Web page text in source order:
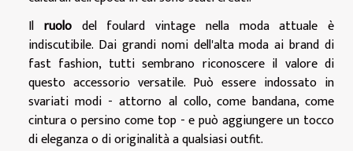
Il ruolodel foulard vintage nella moda attuale è
indiscutibile. Dai grandi nomi dell'alta moda ai brand di
fast fashion, tutti sembrano riconoscere il valore di
questo accessorio versatile. Può essere indossato in
svariati modi - attorno al collo, come bandana, come
cintura o persino come top - e può aggiungere un tocco
di eleganza o di originalità a qualsiasi outfit.